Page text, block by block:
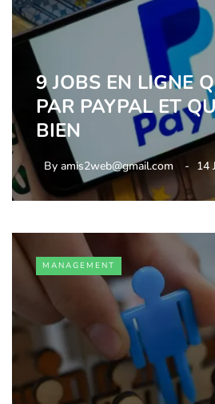
9 JOBS EN LIGNE
PAR PAYPAL ET
BIEN
By amis2web@gmail.com 14
MANAGEMENT